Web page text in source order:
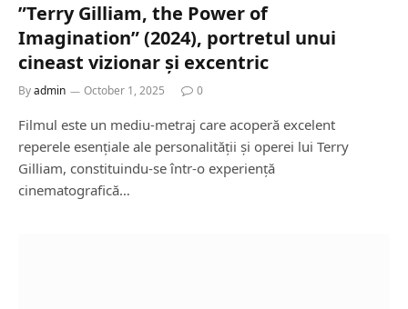
”Terry Gilliam, the Power of
Imagination” (2024), portretul unui
cineast vizionar și excentric
Byadmin October 1, 2025 0
Filmul este un mediu-metraj care acoperă excelent
reperele esențiale ale personalității și operei lui Terry
Gilliam, constituindu-se într-o experiență
cinematografică…